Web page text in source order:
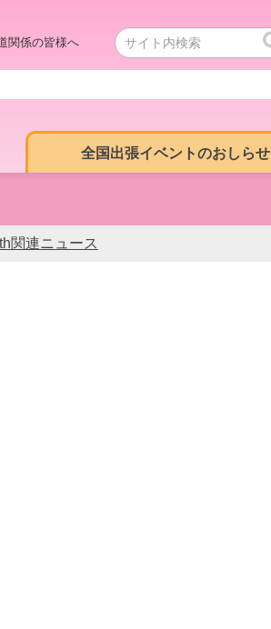
全国出張イベントのおしらせ
関係の皆様へ
関連ニュース